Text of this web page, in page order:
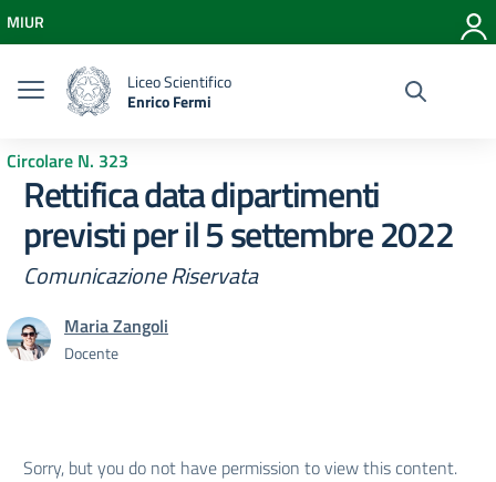
Vai al menu di navigazione
Vai al footer
MIUR
Liceo Scientifico
Enrico Fermi
Circolare N. 323
Rettifica data dipartimenti
previsti per il 5 settembre 2022
Comunicazione Riservata
Maria Zangoli
Docente
Sorry, but you do not have permission to view this content.